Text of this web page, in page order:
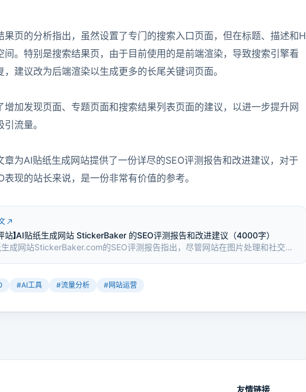
果页的分析指出，虽然设置了专门的搜索入口页面，但在标题、描述和H
间。特别是搜索结果页，由于目前使用的是前端渲染，导致搜索引擎看
，建议改为后端渲染以生成更多的长尾关键词页面。
增加发现页面、专题页面和搜索结果列表页面的建议，以进一步提升网
流量。
章为AI贴纸生成网站提供了一份详尽的SEO评测报告和改进建议，对于
表现的站长来说，是一份非常有价值的参考。
站】AI贴纸生成网站 StickerBaker 的SEO评测报告和改进建议（4000字）
成网站StickerBaker.com的SEO评测报告指出，尽管网站在图片处理和社交媒
#AI工具 #流量分析 #网站运营
友情链接